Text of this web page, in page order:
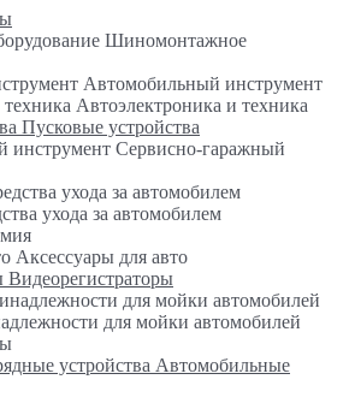
Шиномонтажное
Автомобильный инструмент
Автоэлектроника и техника
Пусковые устройства
Сервисно-гаражный
ухода за автомобилем
Аксессуары для авто
Видеорегистраторы
для мойки автомобилей
Автомобильные